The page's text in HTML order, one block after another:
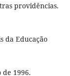
providências.
da Educação
de 1996.